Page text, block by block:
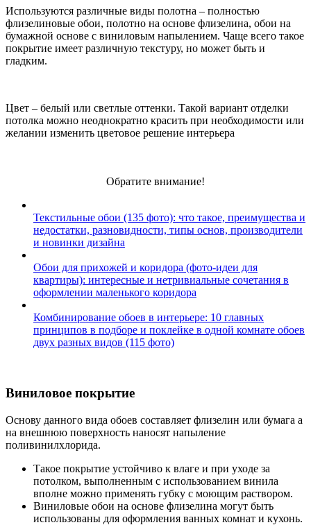
Используются различные виды полотна – полностью
флизелиновые обои, полотно на основе флизелина, обои на
бумажной основе с виниловым напылением. Чаще всего такое
покрытие имеет различную текстуру, но может быть и
гладким.
Цвет – белый или светлые оттенки. Такой вариант отделки
потолка можно неоднократно красить при необходимости или
желании изменить цветовое решение интерьера
Обратите внимание!
Текстильные обои (135 фото): что такое, преимущества и
недостатки, разновидности, типы основ, производители
и новинки дизайна
Обои для прихожей и коридора (фото-идеи для
квартиры): интересные и нетривиальные сочетания в
оформлении маленького коридора
Комбинирование обоев в интерьере: 10 главных
принципов в подборе и поклейке в одной комнате обоев
двух разных видов (115 фото)
Виниловое покрытие
Основу данного вида обоев составляет флизелин или бумага а
на внешнюю поверхность наносят напыление
поливинилхлорида.
Такое покрытие устойчиво к влаге и при уходе за
потолком, выполненным с использованием винила
вполне можно применять губку с моющим раствором.
Виниловые обои на основе флизелина могут быть
использованы для оформления ванных комнат и кухонь.